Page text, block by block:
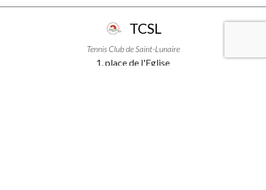
TCSL
Tennis Club de Saint-Lunaire
1, place de l'Eglise